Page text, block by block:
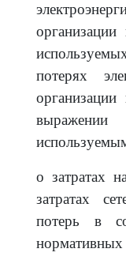
потерях
о затратах
затратах
потерь в